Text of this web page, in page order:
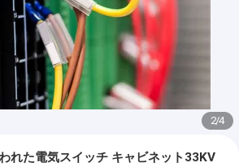
2/4
れた電気スイッチ キャビネット33KV